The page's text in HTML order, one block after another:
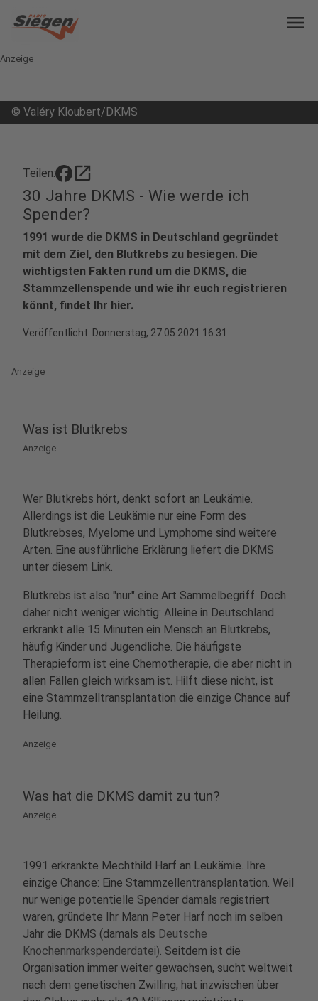
menu
Anzeige
© Valéry Kloubert/DKMS
Teilen: open_in_new
30 Jahre DKMS - Wie werde ich
Spender?
1991 wurde die DKMS in Deutschland gegründet
mit dem Ziel, den Blutkrebs zu besiegen. Die
wichtigsten Fakten rund um die DKMS, die
Stammzellenspende und wie ihr euch registrieren
könnt, findet Ihr hier.
Veröffentlicht: Donnerstag, 27.05.2021 16:31
Anzeige
Was ist Blutkrebs
Anzeige
Wer Blutkrebs hört, denkt sofort an Leukämie.
Allerdings ist die Leukämie nur eine Form des
Blutkrebses, Myelome und Lymphome sind weitere
Arten. Eine ausführliche Erklärung liefert die DKMS
unter diesem Link.
Blutkrebs ist also "nur" eine Art Sammelbegriff. Doch
daher nicht weniger wichtig: Alleine in Deutschland
erkrankt alle 15 Minuten ein Mensch an Blutkrebs,
häufig Kinder und Jugendliche. Die häufigste
Therapieform ist eine Chemotherapie, die aber nicht in
allen Fällen gleich wirksam ist. Hilft diese nicht, ist
eine Stammzelltransplantation die einzige Chance auf
Heilung.
Anzeige
Was hat die DKMS damit zu tun?
Anzeige
1991 erkrankte Mechthild Harf an Leukämie. Ihre
einzige Chance: Eine Stammzellentransplantation. Weil
nur wenige potentielle Spender damals registriert
waren, gründete Ihr Mann Peter Harf noch im selben
Jahr die DKMS (damals als Deutsche
Knochenmarkspenderdatei). Seitdem ist die
Organisation immer weiter gewachsen, sucht weltweit
nach dem genetischen Zwilling, hat inzwischen über